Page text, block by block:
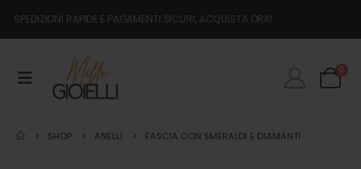
SPEDIZIONI RAPIDE E PAGAMENTI SICURI, ACQUISTA ORA!
0
SHOP ANELLI FASCIA CON SMERALDI E DIAMANTI